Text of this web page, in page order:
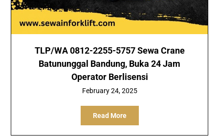
TLP/WA 0812-2255-5757 Sewa Crane
Batununggal Bandung, Buka 24 Jam
Operator Berlisensi
February 24, 2025
Read More